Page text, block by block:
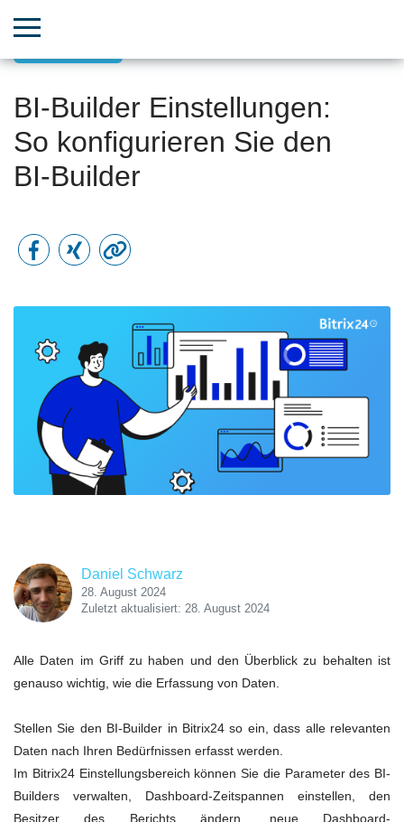
BI-Builder Einstellungen:
So konfigurieren Sie den
BI-Builder
Daniel Schwarz
28. August 2024
Zuletzt aktualisiert: 28. August 2024
Alle Daten im Griff zu haben und den Überblick zu behalten ist
genauso wichtig, wie die Erfassung von Daten.
Stellen Sie den BI-Builder in Bitrix24 so ein, dass alle relevanten
Daten nach Ihren Bedürfnissen erfasst werden.
Im Bitrix24 Einstellungsbereich können Sie die Parameter des BI-
Builders verwalten, Dashboard-Zeitspannen einstellen, den
Besitzer des Berichts ändern, neue Dashboard-